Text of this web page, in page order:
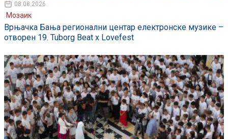
08.08.2026
Мозаик
Врњачка Бања регионални центар електронске музике –
отворен 19. Tuborg Beat x Lovefest